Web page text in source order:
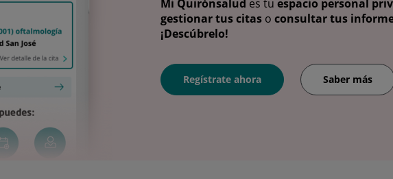
Mi Quirónsalud es tu espacio personal
gestionar tus citas o consultar tus
¡Descúbrelo!
Regístrate ahora Saber más